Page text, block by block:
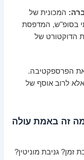
המכונית של
בסופ"ש, המדפסת
הדוקטורט של
את הפרספקטיבה.
אלא לרוב אוסף של
זה באמת עולה
גניבת מוניטין?